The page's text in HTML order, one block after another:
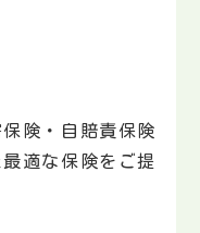
険・自賠責保険
適な保険をご提